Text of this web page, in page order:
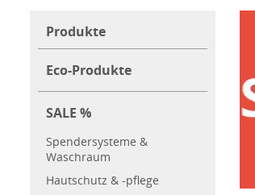
Produkte
Eco-Produkte
SALE %
Spendersysteme &
Waschraum
Hautschutz & -pflege